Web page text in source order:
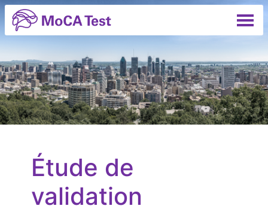
Étude de
validation